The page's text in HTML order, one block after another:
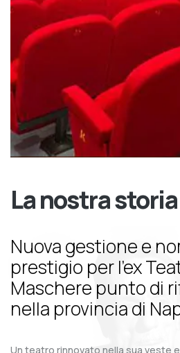
La nostra storia
Nuova gestione e
prestigio per l’ex
Maschere punto di
nella provincia di
Un teatro rinnovato nella sua veste